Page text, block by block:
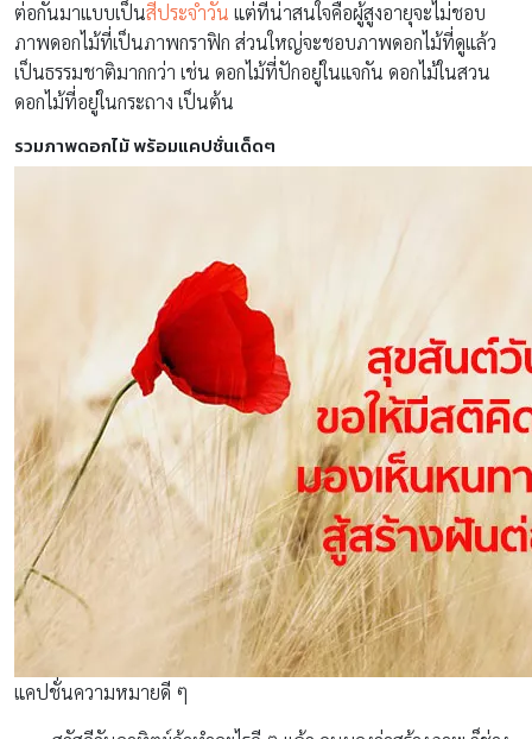
ต่อกันมาแบบเป็นสีประจำวัน แต่ที่น่าสนใจคือผู้สูงอายุจะไม่ชอบ
ภาพดอกไม้ที่เป็นภาพกราฟิก ส่วนใหญ่จะชอบภาพดอกไม้ที่ดูแล้ว
เป็นธรรมชาติมากกว่า เช่น ดอกไม้ที่ปักอยู่ในแจกัน ดอกไม้ในสวน
ดอกไม้ที่อยู่ในกระถาง เป็นต้น
รวมภาพดอกไม้ พร้อมแคปชั่นเด็ดๆ
แคปชั่นความหมายดี ๆ